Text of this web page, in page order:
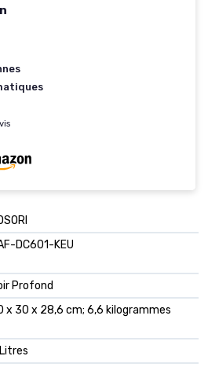
DC601-KEU
Profond
x 30 x 28,6 cm; 6,6 kilogrammes